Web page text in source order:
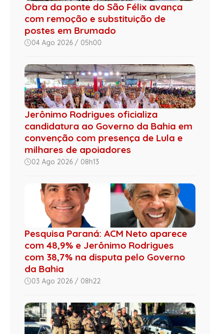
Obra da ponte do São Félix avança
com remoção e substituição de
postes em Brumado
04 Ago 2026 / 05h00
Jerônimo Rodrigues oficializa
candidatura ao Governo da Bahia em
convenção com presença de Lula e
milhares de apoiadores
02 Ago 2026 / 08h13
Pesquisa Paraná: ACM Neto aparece
com 48,9% e Jerônimo Rodrigues
com 38,7% na disputa pelo Governo
da Bahia
03 Ago 2026 / 08h22